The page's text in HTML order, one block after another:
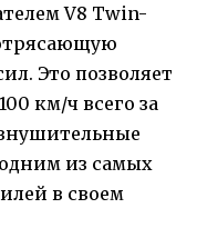
V8 Twin-
Это позволяет
км/ч всего за
внушительные
из самых
в своем